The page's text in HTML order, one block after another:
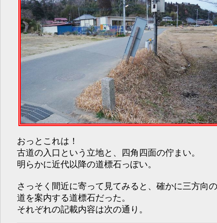
おっとこれは！
古道の入口という立地と、四角四面の佇まい。
明らかに近代以降の道標石っぽい。
さっそく間近に寄って見てみると、確かに三方向
道を案内する道標石だった。
それぞれの記載内容は次の通り。